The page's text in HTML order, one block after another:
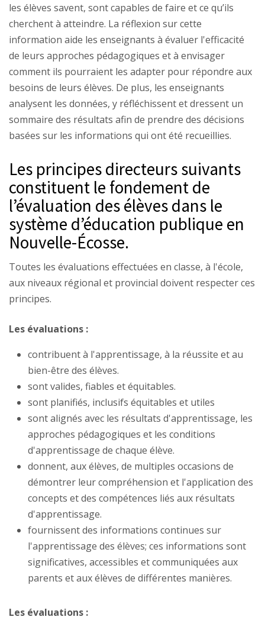
les élèves savent, sont capables de faire et ce qu’ils
cherchent à atteindre. La réflexion sur cette
information aide les enseignants à évaluer l'efficacité
de leurs approches pédagogiques et à envisager
comment ils pourraient les adapter pour répondre aux
besoins de leurs élèves. De plus, les enseignants
analysent les données, y réfléchissent et dressent un
sommaire des résultats afin de prendre des décisions
basées sur les informations qui ont été recueillies.
Les principes directeurs suivants
constituent le fondement de
l’évaluation des élèves dans le
système d’éducation publique en
Nouvelle-Écosse.
Toutes les évaluations effectuées en classe, à l'école,
aux niveaux régional et provincial doivent respecter ces
principes.
Les évaluations :
contribuent à l'apprentissage, à la réussite et au
bien-être des élèves.
sont valides, fiables et équitables.
sont planifiés, inclusifs équitables et utiles
sont alignés avec les résultats d'apprentissage, les
approches pédagogiques et les conditions
d'apprentissage de chaque élève.
donnent, aux élèves, de multiples occasions de
démontrer leur compréhension et l'application des
concepts et des compétences liés aux résultats
d'apprentissage.
fournissent des informations continues sur
l'apprentissage des élèves; ces informations sont
significatives, accessibles et communiquées aux
parents et aux élèves de différentes manières.
Les évaluations :